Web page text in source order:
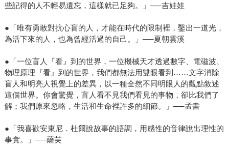
些記得的人不輕易遺忘，這樣就已足夠。」──吉娃娃
●「唯有勇敢對抗心盲的人，才能在時代的限制裡，鑿出一道光，
為活下來的人，也為曾經活過的自己。」──夏朝雲溪
●「一位盲人『看』到的世界，一位機械天才透過數字、電磁波、
物理原理『看』到的世界，我們都無法用雙眼看到……文字消除
盲人和明亮人視覺上的差異，以一種全然不同明眼人的觀點敘述
這個世界。你會驚覺，盲人看不見我們看見的事物，卻比我們了
解；我們原來忽略，生活和生命裡許多的細節。」──孟書
●「我喜歡安東尼．杜爾說故事的語調，用感性的音律說出理性的
事實。」──薩芙